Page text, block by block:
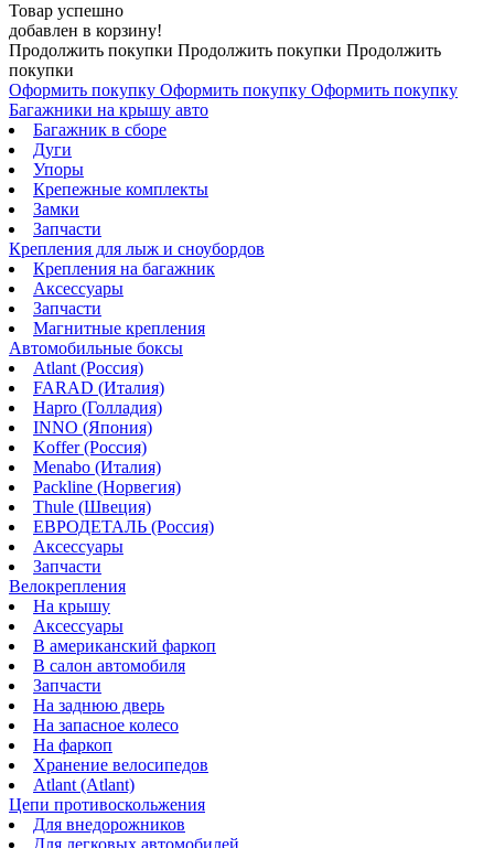
Товар успешно
добавлен в корзину!
Продолжить покупки Продолжить покупки Продолжить
покупки
Оформить покупку Оформить покупку Оформить покупку
Багажники на крышу авто
Багажник в сборе
Дуги
Упоры
Крепежные комплекты
Замки
Запчасти
Крепления для лыж и сноубордов
Крепления на багажник
Аксессуары
Запчасти
Магнитные крепления
Автомобильные боксы
Atlant (Россия)
FARAD (Италия)
Hapro (Голладия)
INNO (Япония)
Koffer (Россия)
Menabo (Италия)
Packline (Норвегия)
Thule (Швеция)
ЕВРОДЕТАЛЬ (Россия)
Аксессуары
Запчасти
Велокрепления
На крышу
Аксессуары
В американский фаркоп
В салон автомобиля
Запчасти
На заднюю дверь
На запасное колесо
На фаркоп
Хранение велосипедов
Atlant (Atlant)
Цепи противоскольжения
Для внедорожников